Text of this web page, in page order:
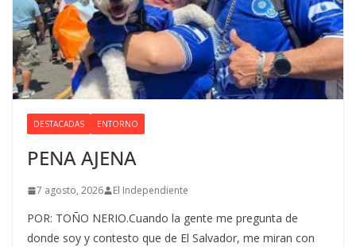
DESTACADAS ENTORNO
PENA AJENA
7 agosto, 2026 El Independiente
POR: TOÑO NERIO.Cuando la gente me pregunta de
donde soy y contesto que de El Salvador, me miran con